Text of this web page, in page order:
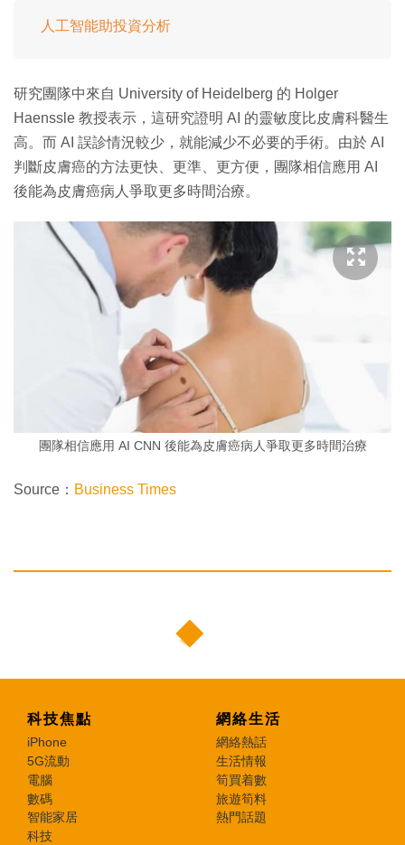
人工智能助投資分析
研究團隊中來自 University of Heidelberg 的 Holger
Haenssle 教授表示，這研究證明 AI 的靈敏度比皮膚科醫生
高。而 AI 誤診情況較少，就能減少不必要的手術。由於 AI
判斷皮膚癌的方法更快、更準、更方便，團隊相信應用 AI
後能為皮膚癌病人爭取更多時間治療。
團隊相信應用 AI CNN 後能為皮膚癌病人爭取更多時間治療
Source： Business Times
科技焦點
iPhone
5G流動
電腦
數碼
智能家居
科技
網絡生活
網絡熱話
生活情報
筍買着數
旅遊筍料
熱門話題